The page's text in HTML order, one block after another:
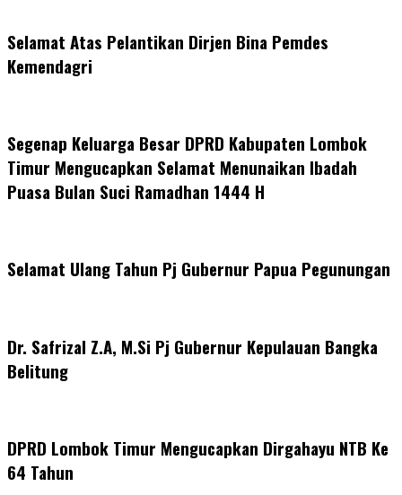
Selamat Atas Pelantikan Dirjen Bina Pemdes
Kemendagri
Segenap Keluarga Besar DPRD Kabupaten Lombok
Timur Mengucapkan Selamat Menunaikan Ibadah
Puasa Bulan Suci Ramadhan 1444 H
Selamat Ulang Tahun Pj Gubernur Papua Pegunungan
Dr. Safrizal Z.A, M.Si Pj Gubernur Kepulauan Bangka
Belitung
DPRD Lombok Timur Mengucapkan Dirgahayu NTB Ke
64 Tahun